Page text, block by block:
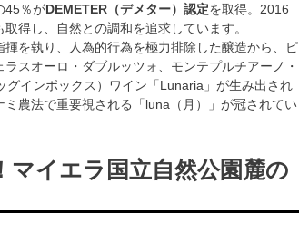
45％がDEMETER（デメター）認定を取得。2016
取得し、自然との調和を追求しています。
を執り、人為的行為を極力排除した醸造から、ピ
スオーロ・ダブルッツォ、モンテプルチアーノ・
グインボックス）ワイン「Lunaria」が生み出され
農法で重要視される「luna（月）」が冠されてい
マイエラ国立自然公園麓の